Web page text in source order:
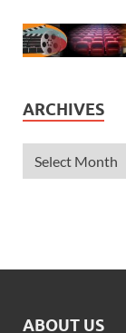
ARCHIVES
ABOUT US